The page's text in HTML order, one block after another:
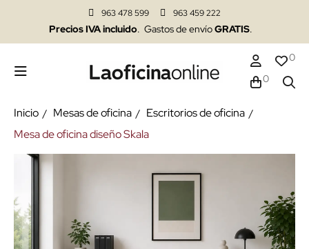
963 478 599 963 459 222
Precios IVA incluido. Gastos de envíoGRATIS.
0
0
Inicio Mesas de oficina
Escritorios de oficina
Mesa de oficina diseño Skala